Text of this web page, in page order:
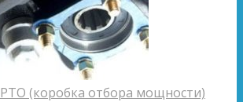
PTO (коробка отбора мощности)